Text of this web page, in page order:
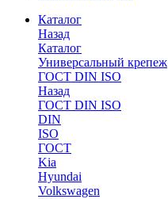
Каталог
Назад
Каталог
Универсальный крепеж
ГОСТ DIN ISO
Назад
ГОСТ DIN ISO
DIN
ISO
ГОСТ
Kia
Hyundai
Volkswagen